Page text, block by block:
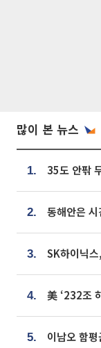
많이 본 뉴스
1.
2.
3.
4.
5. 이남오 함